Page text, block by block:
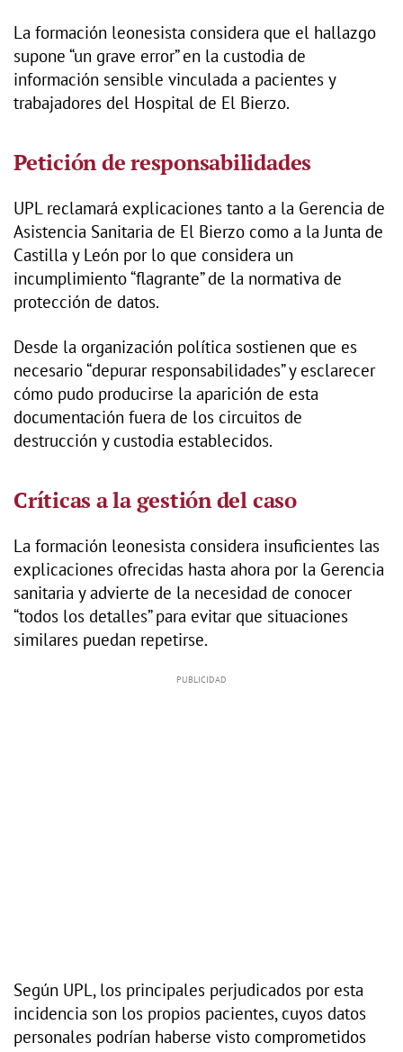
La formación leonesista considera que el hallazgo
supone “un grave error” en la custodia de
información sensible vinculada a pacientes y
trabajadores del Hospital de El Bierzo.
Petición de responsabilidades
UPL reclamará explicaciones tanto a la Gerencia de
Asistencia Sanitaria de El Bierzo como a la Junta de
Castilla y León por lo que considera un
incumplimiento “flagrante” de la normativa de
protección de datos.
Desde la organización política sostienen que es
necesario “depurar responsabilidades” y esclarecer
cómo pudo producirse la aparición de esta
documentación fuera de los circuitos de
destrucción y custodia establecidos.
Críticas a la gestión del caso
La formación leonesista considera insuficientes las
explicaciones ofrecidas hasta ahora por la Gerencia
sanitaria y advierte de la necesidad de conocer
“todos los detalles” para evitar que situaciones
similares puedan repetirse.
Según UPL, los principales perjudicados por esta
incidencia son los propios pacientes, cuyos datos
personales podrían haberse visto comprometidos